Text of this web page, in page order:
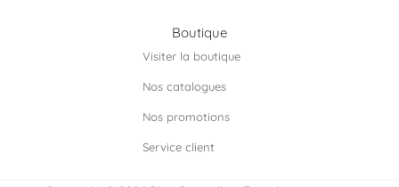
Boutique
Visiter la boutique
Nos catalogues
Nos promotions
Service client